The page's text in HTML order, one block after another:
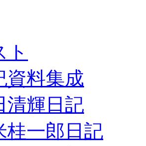
ト
資料集成
清輝日記
桂一郎日記